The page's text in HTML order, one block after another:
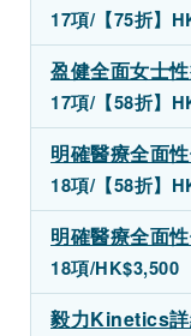
17項/【75折】
盈健全面女士
17項/【58折】
明確醫療全面
18項/【58折】
明確醫療全面
18項/HK$3,500
毅力Kinetics